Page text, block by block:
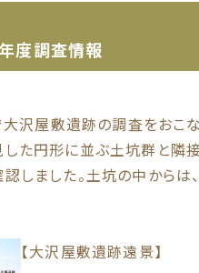
度調査情報
沢屋敷遺跡の調査をおこ
た円形に並ぶ土坑群と隣
しました。土坑の中からは
【大沢屋敷遺跡遠景】